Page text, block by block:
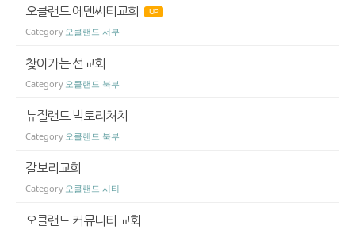
오클랜드 에덴씨티교회 UP
Category 오클랜드 서부
찾아가는 선교회
Category 오클랜드 북부
뉴질랜드 빅토리처치
Category 오클랜드 북부
갈보리교회
Category 오클랜드 시티
오클랜드 커뮤니티 교회